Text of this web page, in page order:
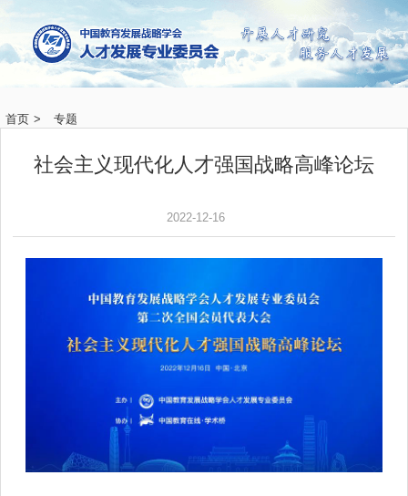
首页 > 专题
社会主义现代化人才强国战略高峰论坛
2022-12-16